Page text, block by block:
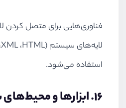
فناوری‌هایی برای متصل کردن
لایه‌های سیستم (HTML،XML
استفاده می‌شود.
16. ابزارها و محیط‌های برنامه نویسی